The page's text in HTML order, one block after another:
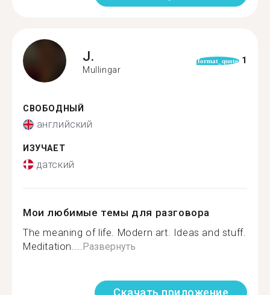
J.
Mullingar
format_quote 1
СВОБОДНЫЙ
английский
ИЗУЧАЕТ
датский
Мои любимые темы для разговора
The meaning of life. Modern art. Ideas and stuff.
Meditation.... Развернуть
Скачать приложение